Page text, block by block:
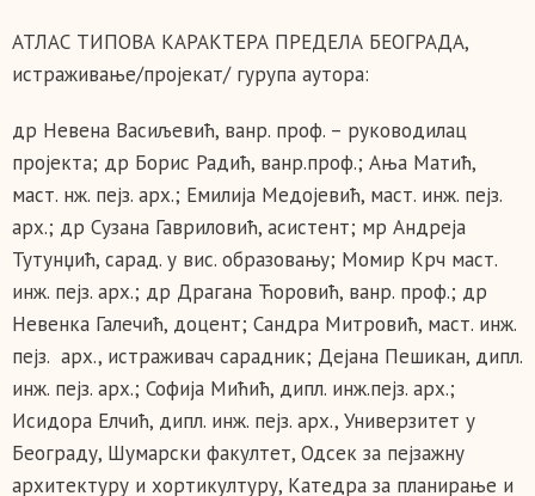
АТЛАС ТИПОВА КАРАКТЕРА ПРЕДЕЛА БЕОГРАДА,
истраживање/пројекат/ гурупа аутора:
др Невена Васиљевић, ванр. проф. – руководилац
пројекта; др Борис Радић, ванр.проф.; Ања Матић,
маст. нж. пејз. арх.; Емилија Медојевић, маст. инж. пејз.
арх.; др Сузана Гавриловић, асистент; мр Андреја
Тутунџић, сарад. у вис. образовању; Момир Крч маст.
инж. пејз. арх.; др Драгана Ћоровић, ванр. проф.; др
Невенка Галечић, доцент; Сандра Митровић, маст. инж.
пејз. арх., истраживач сарадник; Дејана Пешикан, дипл.
инж. пејз. арх.; Софија Мићић, дипл. инж.пејз. арх.;
Исидора Елчић, дипл. инж. пејз. арх., Универзитет у
Београду, Шумарски факултет, Одсек за пејзажну
архитектуру и хортикултуру, Катедра за планирање и